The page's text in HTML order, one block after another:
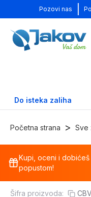
Pozovi nas
Do isteka zaliha
Početna strana > Sve
Kupi, oceni i
popustom!
Šifra proizvoda: